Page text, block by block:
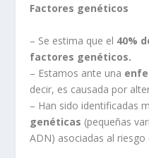
Factores genéticos
– Se estima que el 40%
factores genéticos.
– Estamos ante una
decir, es causada por
– Han sido identificadas
genéticas (pequeñas
ADN) asociadas al